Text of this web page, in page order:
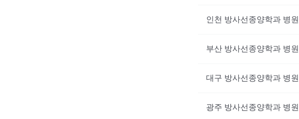
인천 방사선종양학과 병원
부산 방사선종양학과 병원
대구 방사선종양학과 병원
광주 방사선종양학과 병원